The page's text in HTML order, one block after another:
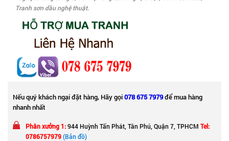
Tranh sơn dầu nghệ thuật.
Nếu quý khách ngại đặt hàng, Hãy gọi078 675 7979để mua hàng
nhanh nhất
Phân xưởng 1:944 Huỳnh Tấn Phát, Tân Phú, Quận 7, TPHCM Tel:
0786757979(Bản đồ)